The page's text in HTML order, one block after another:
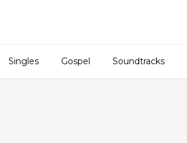
Singles Gospel Soundtracks